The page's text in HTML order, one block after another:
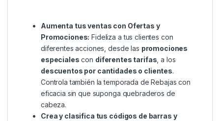
Aumenta tus ventas con Ofertas y
Promociones: Fideliza a tus clientes con
diferentes acciones, desde las promociones
especiales con diferentes tarifas , a los
descuentos por cantidades o clientes.
Controla también la temporada de Rebajas con
eficacia sin que suponga quebraderos de
cabeza.
Crea y clasifica tus códigos de barras y